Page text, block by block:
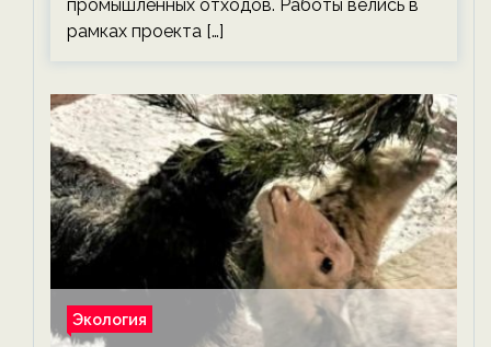
промышленных отходов. Работы велись в
рамках проекта […]
Экология